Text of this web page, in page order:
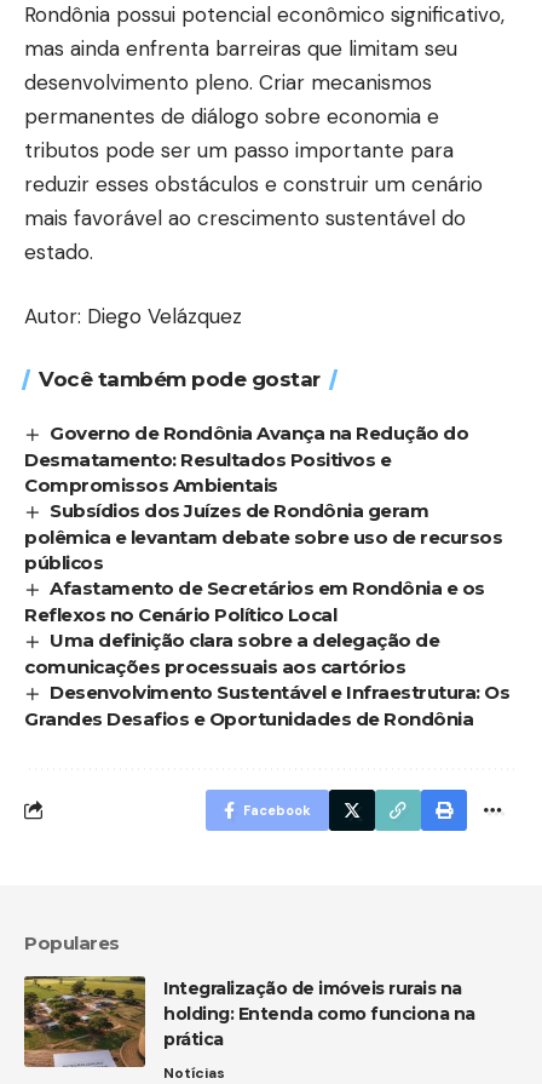
Rondônia possui potencial econômico significativo,
mas ainda enfrenta barreiras que limitam seu
desenvolvimento pleno. Criar mecanismos
permanentes de diálogo sobre economia e
tributos pode ser um passo importante para
reduzir esses obstáculos e construir um cenário
mais favorável ao crescimento sustentável do
estado.
Autor: Diego Velázquez
Você também pode gostar
Governo de Rondônia Avança na Redução do
Desmatamento: Resultados Positivos e
Compromissos Ambientais
Subsídios dos Juízes de Rondônia geram
polêmica e levantam debate sobre uso de recursos
públicos
Afastamento de Secretários em Rondônia e os
Reflexos no Cenário Político Local
Uma definição clara sobre a delegação de
comunicações processuais aos cartórios
Desenvolvimento Sustentável e Infraestrutura: Os
Grandes Desafios e Oportunidades de Rondônia
Facebook
Populares
Integralização de imóveis rurais na
holding: Entenda como funciona na
prática
Notícias